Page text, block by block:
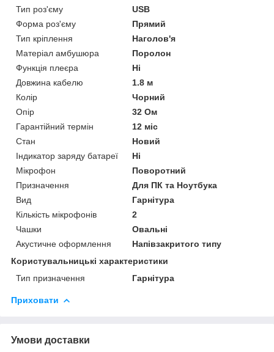
Тип роз'єму
USB
Форма роз'єму
Прямий
Тип кріплення
Наголов'я
Матеріал амбушюра
Поролон
Функція плеєра
Ні
Довжина кабелю
1.8 м
Колір
Чорний
Опір
32 Ом
Гарантійний термін
12 міс
Стан
Новий
Індикатор заряду батареї
Ні
Мікрофон
Поворотний
Призначення
Для ПК та Ноутбука
Вид
Гарнітура
Кількість мікрофонів
2
Чашки
Овальні
Акустичне оформлення
Напівзакритого типу
Користувальницькі характеристики
Тип призначення
Гарнітура
Приховати
Умови доставки